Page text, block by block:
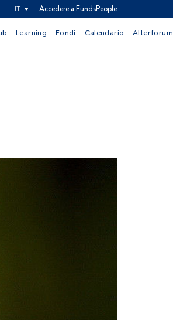
IT Accedere a FundsPeople
Learning Fondi Calendario Alterforum